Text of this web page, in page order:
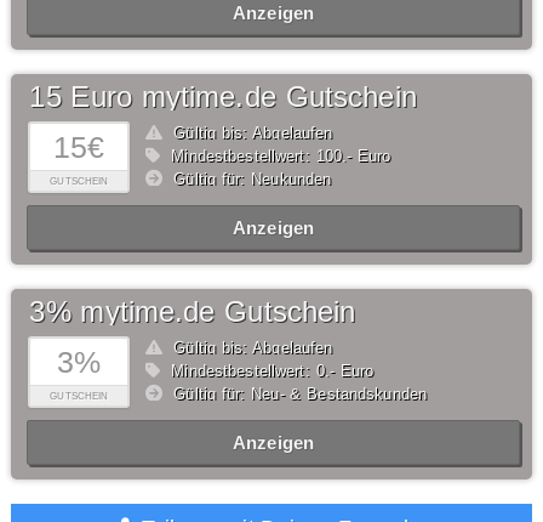
Anzeigen
15€
GUTSCHEIN
15 Euro mytime.de Gutschein
Gültig bis: Abgelaufen
Mindestbestellwert: 100,- Euro
Gültig für: Neukunden
Anzeigen
3%
GUTSCHEIN
3% mytime.de Gutschein
Gültig bis: Abgelaufen
Mindestbestellwert: 0,- Euro
Gültig für: Neu- & Bestandskunden
Anzeigen